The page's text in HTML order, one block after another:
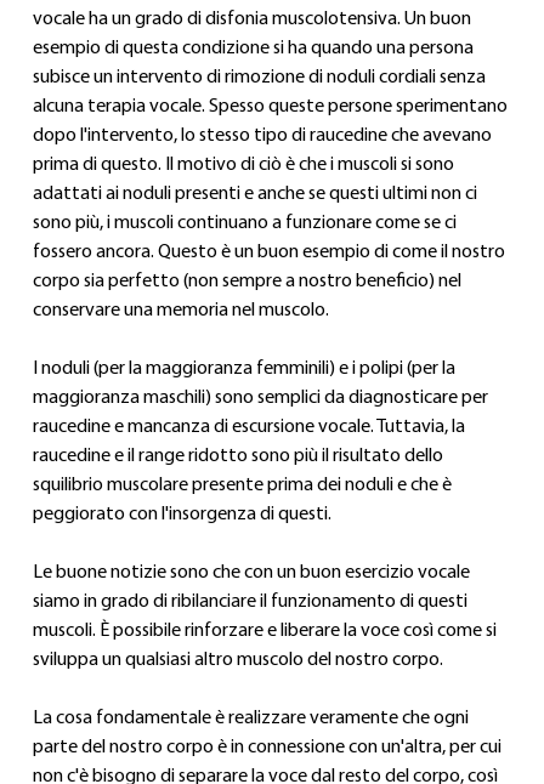
vocale ha un grado di disfonia muscolotensiva. Un buon
esempio di questa condizione si ha quando una persona
subisce un intervento di rimozione di noduli cordiali senza
alcuna terapia vocale. Spesso queste persone sperimentano
dopo l'intervento, lo stesso tipo di raucedine che avevano
prima di questo. Il motivo di ciò è che i muscoli si sono
adattati ai noduli presenti e anche se questi ultimi non ci
sono più, i muscoli continuano a funzionare come se ci
fossero ancora. Questo è un buon esempio di come il nostro
corpo sia perfetto (non sempre a nostro beneficio) nel
conservare una memoria nel muscolo.
I noduli (per la maggioranza femminili) e i polipi (per la
maggioranza maschili) sono semplici da diagnosticare per
raucedine e mancanza di escursione vocale. Tuttavia, la
raucedine e il range ridotto sono più il risultato dello
squilibrio muscolare presente prima dei noduli e che è
peggiorato con l'insorgenza di questi.
Le buone notizie sono che con un buon esercizio vocale
siamo in grado di ribilanciare il funzionamento di questi
muscoli. È possibile rinforzare e liberare la voce così come si
sviluppa un qualsiasi altro muscolo del nostro corpo.
La cosa fondamentale è realizzare veramente che ogni
parte del nostro corpo è in connessione con un'altra, per cui
non c'è bisogno di separare la voce dal resto del corpo, così